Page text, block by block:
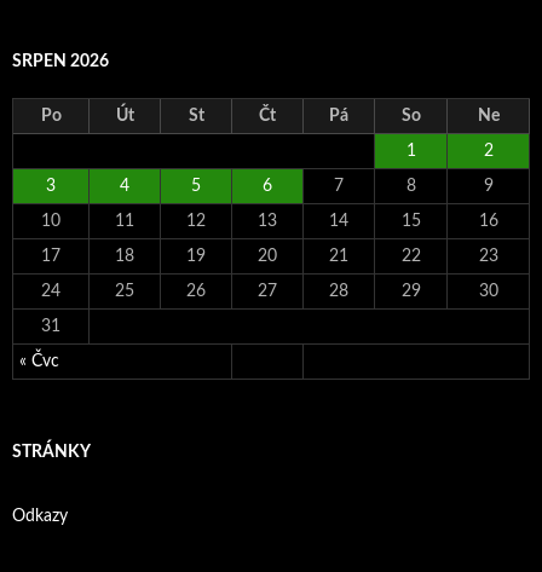
SRPEN 2026
Po Út St Čt Pá So Ne
« Čvc
1 2
3 4 5 6 7 8 9
10 11 12 13 14 15 16
17 18 19 20 21 22 23
24 25 26 27 28 29 30
31
STRÁNKY
Odkazy